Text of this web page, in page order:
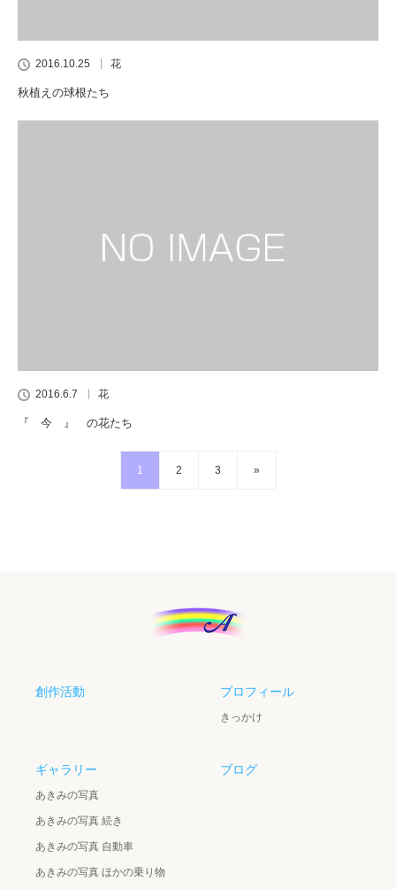
2016.10.25 花
秋植えの球根たち
2016.6.7 花
『 今 』 の花たち
1 2 3 »
創作活動 プロフィール
きっかけ
ギャラリー
あきみの写真
あきみの写真 続き
あきみの写真 自動車
あきみの写真 ほかの乗り物
ブログ